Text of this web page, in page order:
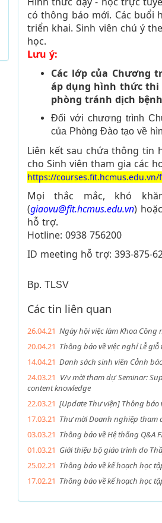
có thông báo mới. Các
triển khai. Sinh viên chú ý
học.
Lưu ý:
Các lớp của Chương
áp dụng hình thức thi
phòng tránh dịch
Đối với chương trình
của Phòng Đào tạo về
Liên kết sau chứa thông tin
cho Sinh viên tham gia các
https://
Mọi thắc mắc, khó
(giaovu@fit.hcmus.edu.vn)
hỗ trợ.
Hotline: 0938 756200
ID meeting hỗ trợ: 393-875-
Bp. TLSV
Các tin liên quan
26.04.21 Ngày hội việc làm Khoa
20.04.21 Thông báo về việc nghỉ Lễ
14.04.21 Danh sách sinh viên Cảnh
24.03.21 V/v mời tham dự Seminar:
content knowledge
22.03.21 [Update Thư viện] Thông báo
17.03.21 Thư mời Doanh nghiệp tham
03.03.21 Thông báo về Hệ thống Q&A
01.03.21 Giới thiệu bộ giáo trình do
25.02.21 Thông báo về kế hoạch học
17.02.21 Thông báo về kế hoạch học